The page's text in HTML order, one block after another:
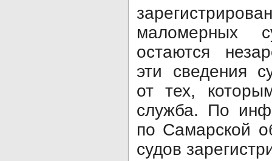
остаются
эти сведения
от тех,
служба. По
по Самарской
судов